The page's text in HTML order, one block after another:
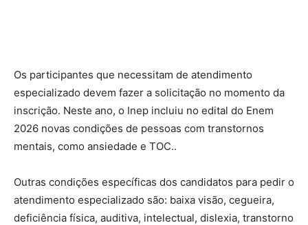
Os participantes que necessitam de atendimento
especializado devem fazer a solicitação no momento da
inscrição. Neste ano, o Inep incluiu no edital do Enem
2026 novas condições de pessoas com transtornos
mentais, como ansiedade e TOC..
Outras condições específicas dos candidatos para pedir o
atendimento especializado são: baixa visão, cegueira,
deficiência física, auditiva, intelectual, dislexia, transtorno